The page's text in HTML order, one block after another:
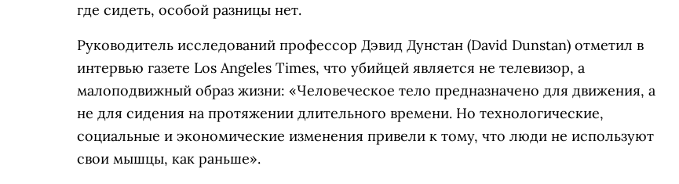
где сидеть, особой разницы нет.
Руководитель исследований профессор Дэвид Дунстан (David Dunstan) отметил в
интервью газете Los Angeles Times, что убийцей является не телевизор, а
малоподвижный образ жизни: «Человеческое тело предназначено для движения, а
не для сидения на протяжении длительного времени. Но технологические,
социальные и экономические изменения привели к тому, что люди не используют
свои мышцы, как раньше».